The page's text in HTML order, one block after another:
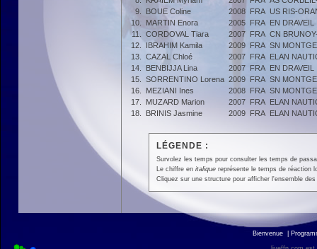
9.
BOUE Coline 2008 FRA US RIS-
10.
MARTIN Enora 2005 FRA EN DRAVEIL
11.
CORDOVAL Tiara 2007 FRA CN
12.
IBRAHIM Kamila 2009 FRA SN
13.
CAZAL Chloé 2007 FRA ELAN
14.
BENBIJJA Lina 2007 FRA EN DRAVEIL
15.
SORRENTINO Lorena 2009 FRA SN
16.
MEZIANI Ines 2008 FRA SN
17.
MUZARD Marion 2007 FRA ELAN
18.
BRINIS Jasmine 2009 FRA ELAN
LÉGENDE :
Survolez les temps pour consulter les temps de
Le chiffre en italiquereprésente le temps de réaction
Cliquez sur une structure pour afficher l'ensemble
Bienvenue